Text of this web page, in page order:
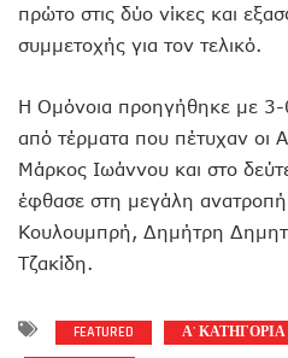
πρώτο στις δύο νίκες και
συμμετοχής για τον τελικό.
Η Ομόνοια προηγήθηκε με
από τέρματα που πέτυχαν οι
Μάρκος Ιωάννου και στο
έφθασε στη μεγάλη
Κουλουμπρή, Δημήτρη
Τζακίδη.
FEATURED Α' ΚΑΤΗΓΟΡΙΑ